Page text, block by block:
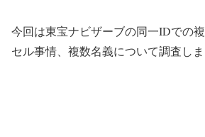
今回は東宝ナビザーブの同一IDでの
セル事情、複数名義について調査しま